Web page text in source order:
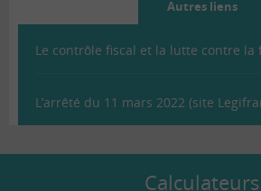
Autres liens
Le contrôle fiscal et la lutte contre la
L’arrêté du 11 mars 2022 (site
Calculateurs